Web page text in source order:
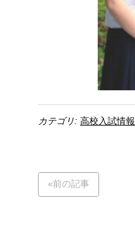
カテゴリ: 高校入試情報
«前の記事